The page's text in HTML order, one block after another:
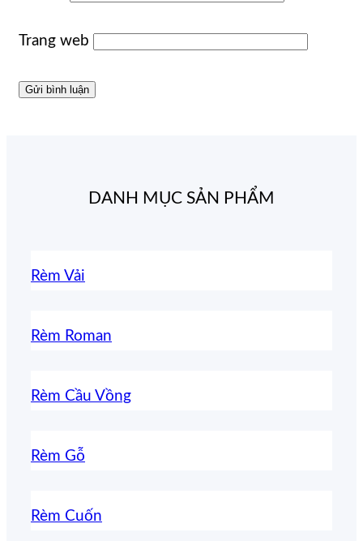
Trang web
DANH MỤC SẢN PHẨM
Rèm Vải
Rèm Roman
Rèm Cầu Vồng
Rèm Gỗ
Rèm Cuốn